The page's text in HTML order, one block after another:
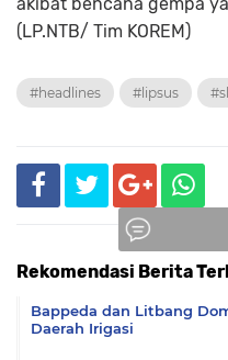
(LP.NTB/ Tim KOREM)
#headlines #lipsus
Rekomendasi Berita
Bappeda dan Litbang
Daerah Irigasi